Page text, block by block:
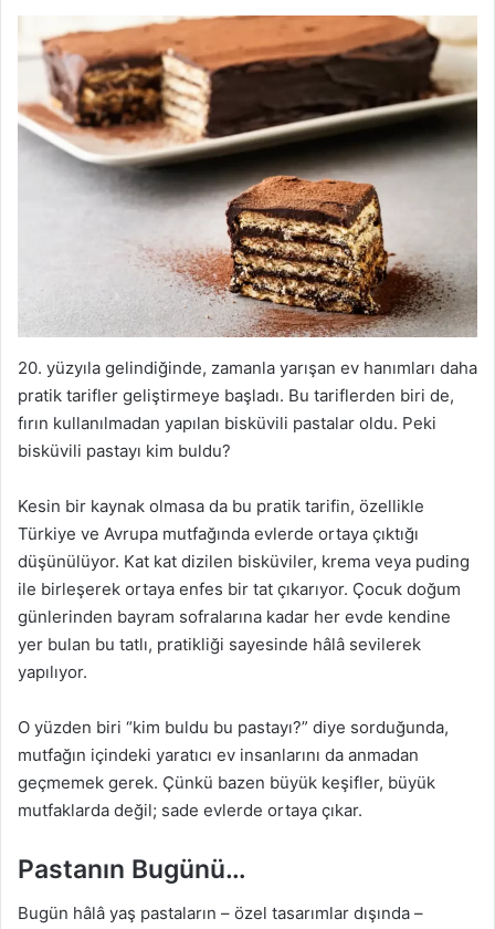
20. yüzyıla gelindiğinde, zamanla yarışan ev hanımları daha
pratik tarifler geliştirmeye başladı. Bu tariflerden biri de,
fırın kullanılmadan yapılan bisküvili pastalar oldu. Peki
bisküvili pastayı kim buldu?
Kesin bir kaynak olmasa da bu pratik tarifin, özellikle
Türkiye ve Avrupa mutfağında evlerde ortaya çıktığı
düşünülüyor. Kat kat dizilen bisküviler, krema veya puding
ile birleşerek ortaya enfes bir tat çıkarıyor. Çocuk doğum
günlerinden bayram sofralarına kadar her evde kendine
yer bulan bu tatlı, pratikliği sayesinde hâlâ sevilerek
yapılıyor.
O yüzden biri “kim buldu bu pastayı?” diye sorduğunda,
mutfağın içindeki yaratıcı ev insanlarını da anmadan
geçmemek gerek. Çünkü bazen büyük keşifler, büyük
mutfaklarda değil; sade evlerde ortaya çıkar.
Pastanın Bugünü…
Bugün hâlâ yaş pastaların – özel tasarımlar dışında –